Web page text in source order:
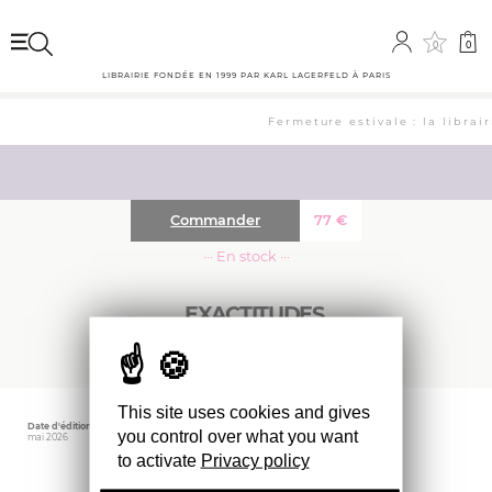
0 0
LIBRAIRIE FONDÉE EN 1999 PAR KARL LAGERFELD À PARIS
Fermeture estivale : la
EXACTITUDES
77 €
Commander
··· En stock ···
Date d'édition
mai 2026
Nai010 Uitgevers
2400 gr
This site uses cookies and gives
you control over what you want
to activate Privacy policy